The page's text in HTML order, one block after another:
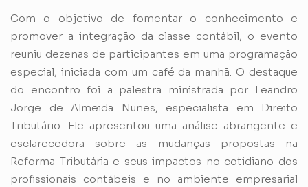
Com o objetivo de fomentar o conhecimento e
promover a integração da classe contábil, o evento
reuniu dezenas de participantes em uma programação
especial, iniciada com um café da manhã. O destaque
do encontro foi a palestra ministrada por Leandro
Jorge de Almeida Nunes, especialista em Direito
Tributário. Ele apresentou uma análise abrangente e
esclarecedora sobre as mudanças propostas na
Reforma Tributária e seus impactos no cotidiano dos
profissionais contábeis e no ambiente empresarial